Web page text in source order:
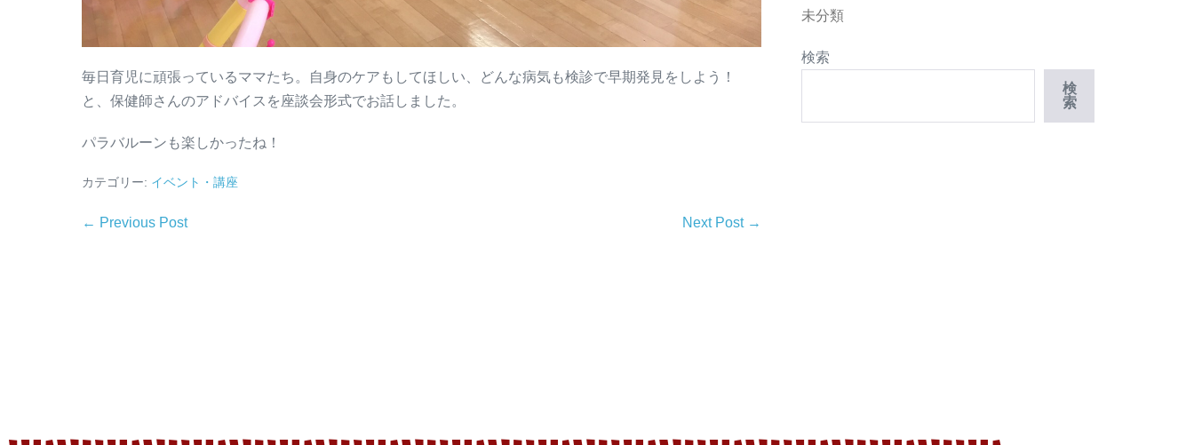
毎日育児に頑張っているママたち。自身のケアもしてほしい、どんな病気も検診で早期発見をしよう！
と、保健師さんのアドバイスを座談会形式でお話しました。
パラバルーンも楽しかったね！
カテゴリー: イベント・講座
← Previous Post Next Post →
未分類
検索
検
索